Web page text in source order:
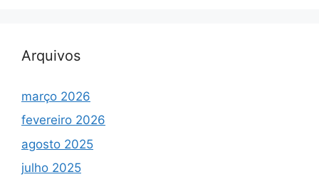
Arquivos
março 2026
fevereiro 2026
agosto 2025
julho 2025